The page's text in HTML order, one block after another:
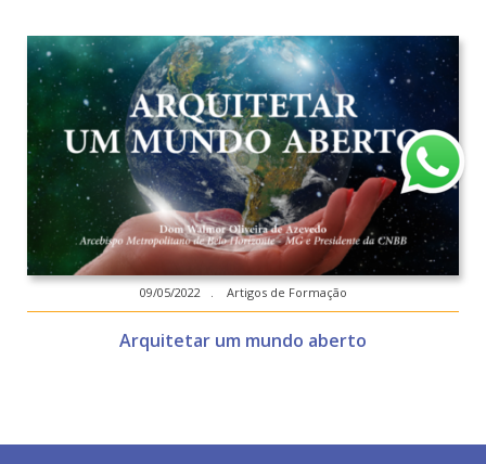
09/05/2022 . Artigos de Formação
Arquitetar um mundo aberto